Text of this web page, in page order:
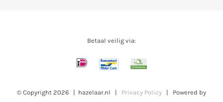
Betaal veilig via:
© Copyright 2026 | hazelaar.nl | Privacy Policy | Powered by